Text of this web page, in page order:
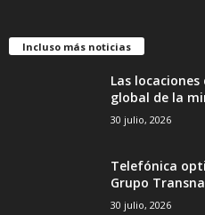
Incluso más noticias
Las
global de la
30 julio, 2026
Telefónica
Grupo
30 julio, 2026